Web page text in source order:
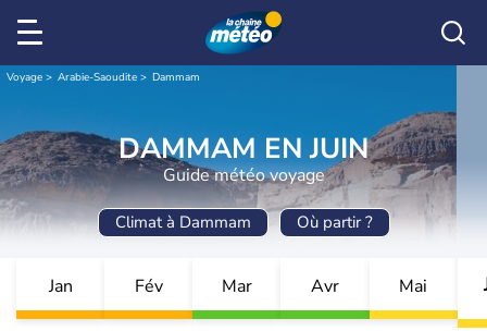
Voyage Arabie-Saoudite Dammam
DAMMAM EN JUIN
Guide météo voyage
Climat à Dammam Où partir ?
Jan Fév Mar Avr Mai